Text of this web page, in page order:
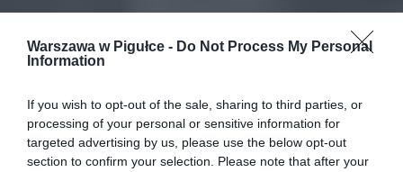
Warszawa w Pigułce - Do Not Process My Personal
Information
If you wish to opt-out of the sale, sharing to third parties, or
processing of your personal or sensitive information for
targeted advertising by us, please use the below opt-out
section to confirm your selection. Please note that after your